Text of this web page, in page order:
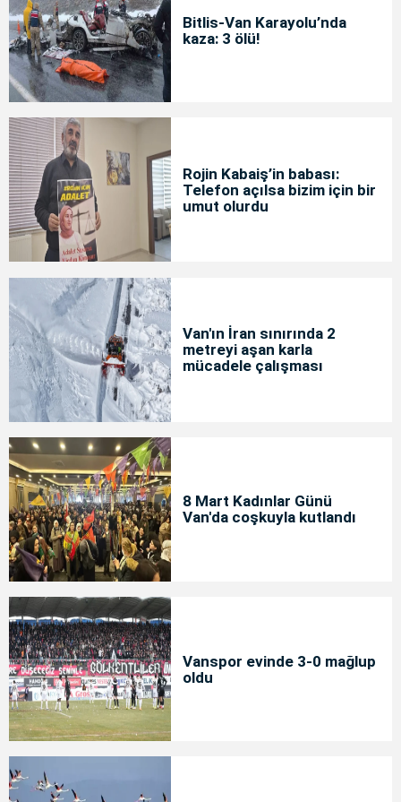
Bitlis-Van Karayolu’nda
kaza: 3 ölü!
Rojin Kabaiş’in babası:
Telefon açılsa bizim için bir
umut olurdu
Van'ın İran sınırında 2
metreyi aşan karla
mücadele çalışması
8 Mart Kadınlar Günü
Van'da coşkuyla kutlandı
Vanspor evinde 3-0 mağlup
oldu